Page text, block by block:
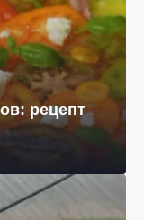
рецепт